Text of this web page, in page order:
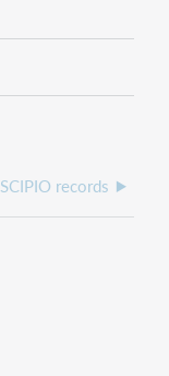
SCIPIO records